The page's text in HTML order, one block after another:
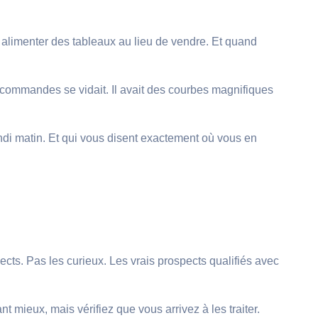
des tableaux au lieu de vendre. Et quand
se vidait. Il avait des courbes magnifiques
matin. Et qui vous disent exactement où vous en
Pas les curieux. Les vrais prospects qualifiés avec
mieux, mais vérifiez que vous arrivez à les traiter.